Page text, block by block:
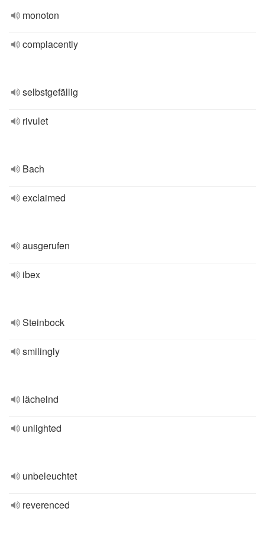
monoton
complacently
selbstgefällig
rivulet
Bach
exclaimed
ausgerufen
ibex
Steinbock
smilingly
lächelnd
unlighted
unbeleuchtet
reverenced